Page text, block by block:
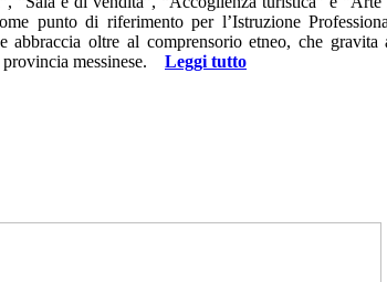
punto di riferimento per l’Istruzione
abbraccia oltre al comprensorio etneo, che gravita
messinese.
Leggi tutto